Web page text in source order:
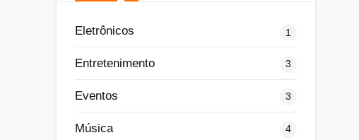
Eletrônicos 1
Entretenimento 3
Eventos 3
Música 4